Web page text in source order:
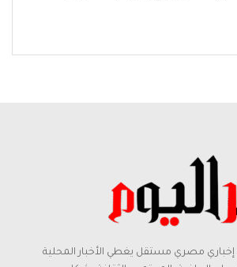
إخباري مصري مستقل يغطي الأخبار المحلية